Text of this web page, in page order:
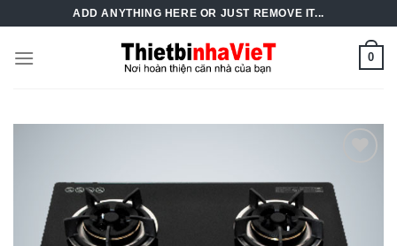
content
ADD ANYTHING HERE OR JUST REMOVE IT...
0
Wishlist